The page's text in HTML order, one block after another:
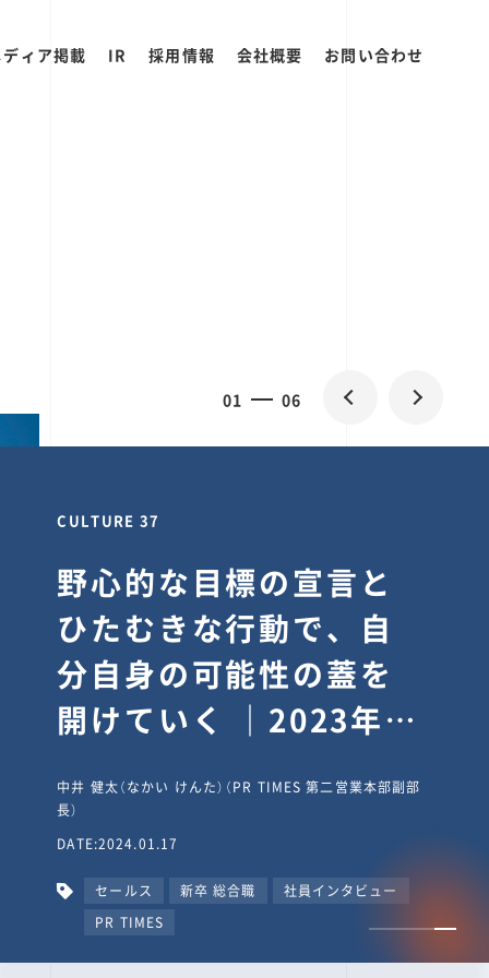
ィア掲載 IR 採用情報 会社概要 お問い合わせ
0 06